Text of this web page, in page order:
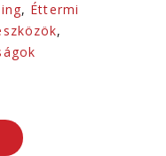
, Éttermi
,